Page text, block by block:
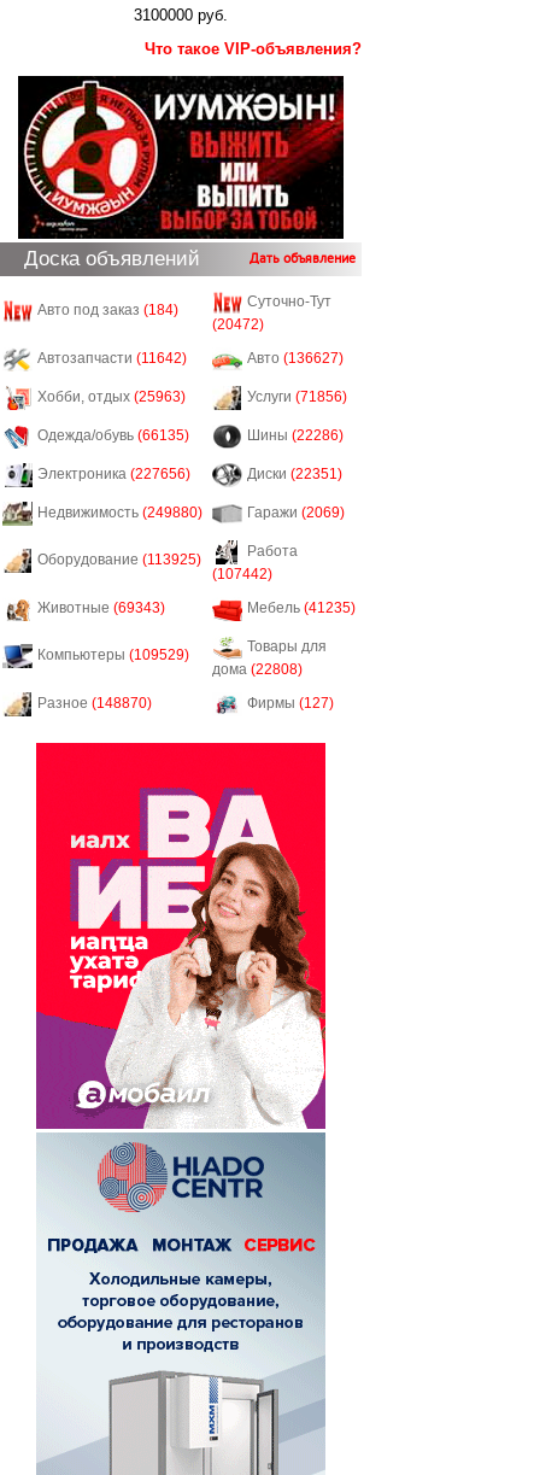
3100000 руб.
Что такое VIP-объявления?
Доска объявлений Дать объявление
Авто под заказ (184)
Суточно-Тут
(20472)
Автозапчасти (11642) Авто (136627)
Хобби, отдых (25963) Услуги (71856)
Одежда/обувь (66135) Шины (22286)
Электроника (227656) Диски (22351)
Недвижимость (249880) Гаражи (2069)
Оборудование (113925)
Работа
(107442)
Животные (69343) Мебель (41235)
Компьютеры (109529)
Товары для
дома (22808)
Разное (148870) Фирмы (127)